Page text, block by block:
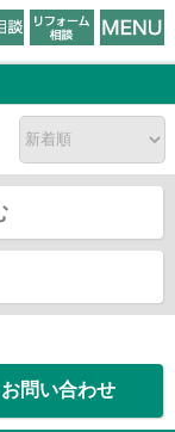
お問い合わせ